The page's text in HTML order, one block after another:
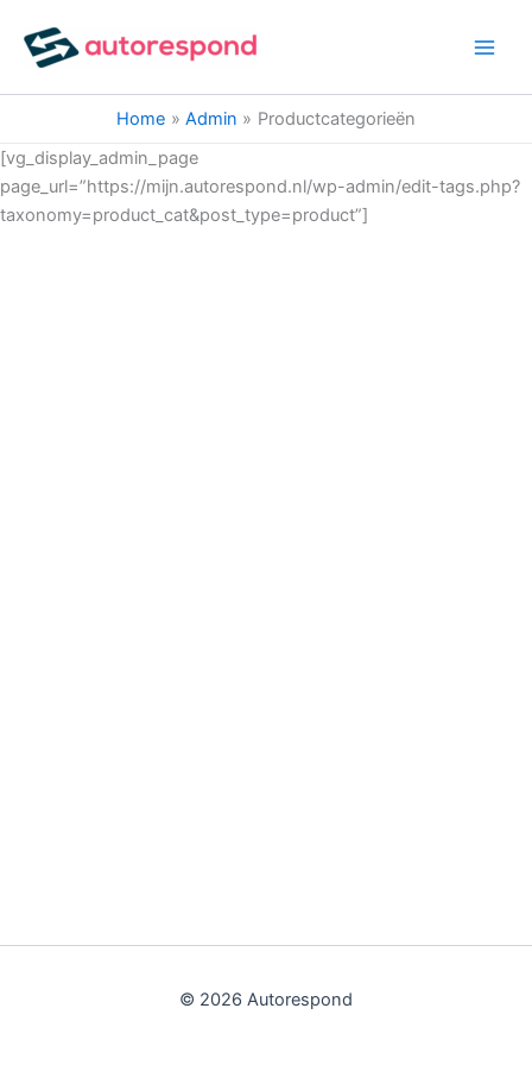
naar
inhoud
Home
Admin
Productcategorieën
[vg_display_admin_page
page_url=”https://mijn.autorespond.nl/wp-admin/edit-tags.php?
taxonomy=product_cat&post_type=product”]
© 2026 Autorespond